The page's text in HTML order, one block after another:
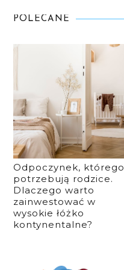
POLECANE
Odpoczynek, którego
potrzebują rodzice.
Dlaczego warto
zainwestować w
wysokie łóżko
kontynentalne?